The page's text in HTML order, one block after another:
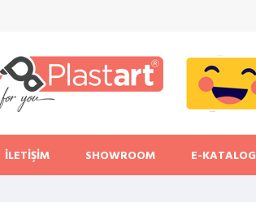
İLETİŞİM SHOWROOM E-KATALOG